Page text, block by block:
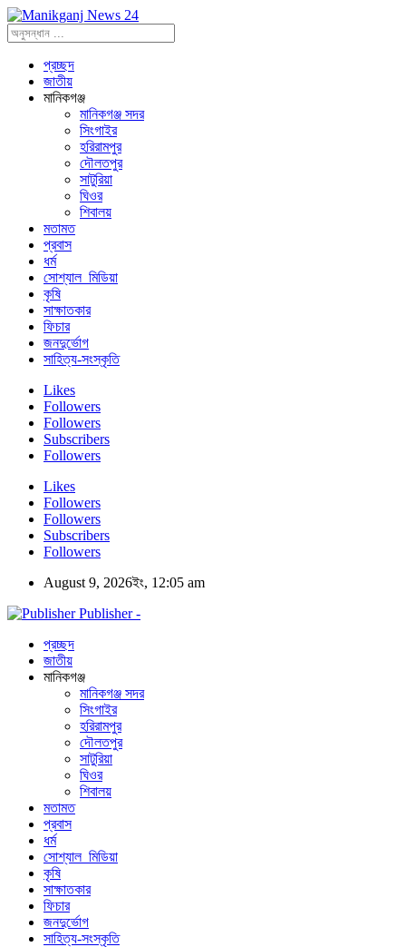
প্রচ্ছদ
জাতীয়
মানিকগঞ্জ
মানিকগঞ্জ সদর
সিংগাইর
হরিরামপুর
দৌলতপুর
সাটুরিয়া
ঘিওর
শিবালয়
মতামত
প্রবাস
ধর্ম
সোশ্যাল_মিডিয়া
কৃষি
সাক্ষাতকার
ফিচার
জনদুর্ভোগ
সাহিত্য-সংস্কৃতি
Likes
Followers
Followers
Subscribers
Followers
Likes
Followers
Followers
Subscribers
Followers
August 9, 2026ইং, 12:05 am
Publisher -
প্রচ্ছদ
জাতীয়
মানিকগঞ্জ
মানিকগঞ্জ সদর
সিংগাইর
হরিরামপুর
দৌলতপুর
সাটুরিয়া
ঘিওর
শিবালয়
মতামত
প্রবাস
ধর্ম
সোশ্যাল_মিডিয়া
কৃষি
সাক্ষাতকার
ফিচার
জনদুর্ভোগ
সাহিত্য-সংস্কৃতি